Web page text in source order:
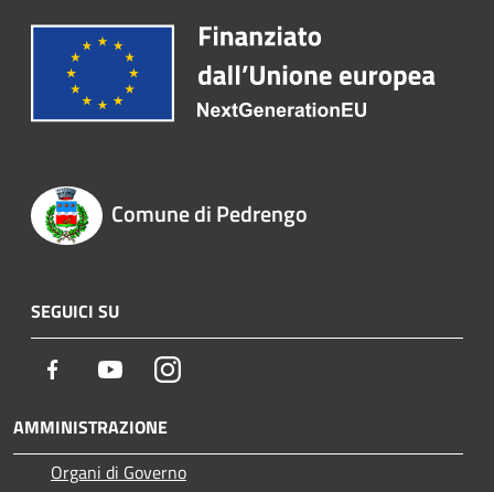
Comune di Pedrengo
SEGUICI SU
Facebook YoutubeInstagram
AMMINISTRAZIONE
Organi di Governo